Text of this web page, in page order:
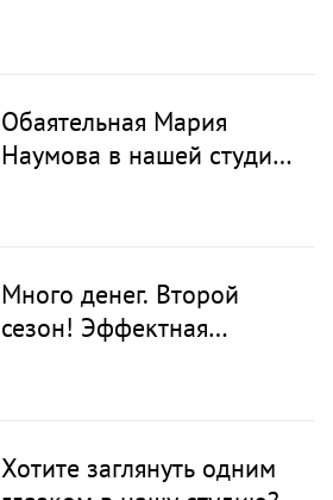
Обаятельная Мария
Наумова в нашей студии,
Много денег. Второй
сезон! Эффектная
Хотите заглянуть одним